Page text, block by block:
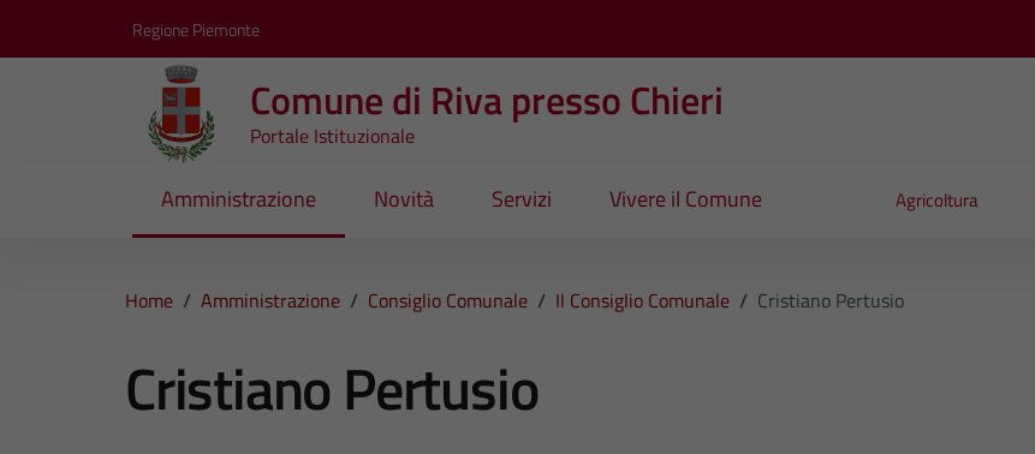
Regione Piemonte
Comune di Riva presso Chieri
Portale Istituzionale
Amministrazione Novità Servizi Vivere il Comune Agricoltura
Home / Amministrazione / Consiglio Comunale / Il Consiglio Comunale / Cristiano Pertusio
Cristiano Pertusio